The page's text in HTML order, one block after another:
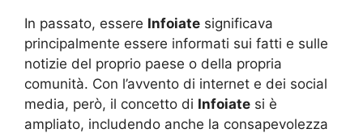
In passato, essere Infoiate significava
principalmente essere informati sui fatti e sulle
notizie del proprio paese o della propria
comunità. Con l’avvento di internet e dei social
media, però, il concetto di Infoiate si è
ampliato, includendo anche la consapevolezza